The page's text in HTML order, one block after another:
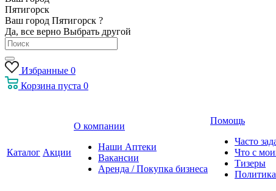
Пятигорск
Ваш город Пятигорск ?
Да, все верно Выбрать другой
Избранные 0
Корзина пуста 0
Каталог Акции
О компании
Наши Аптеки
Вакансии
Аренда / Покупка бизнеса
Помощь
Часто
Что с
Тизеры